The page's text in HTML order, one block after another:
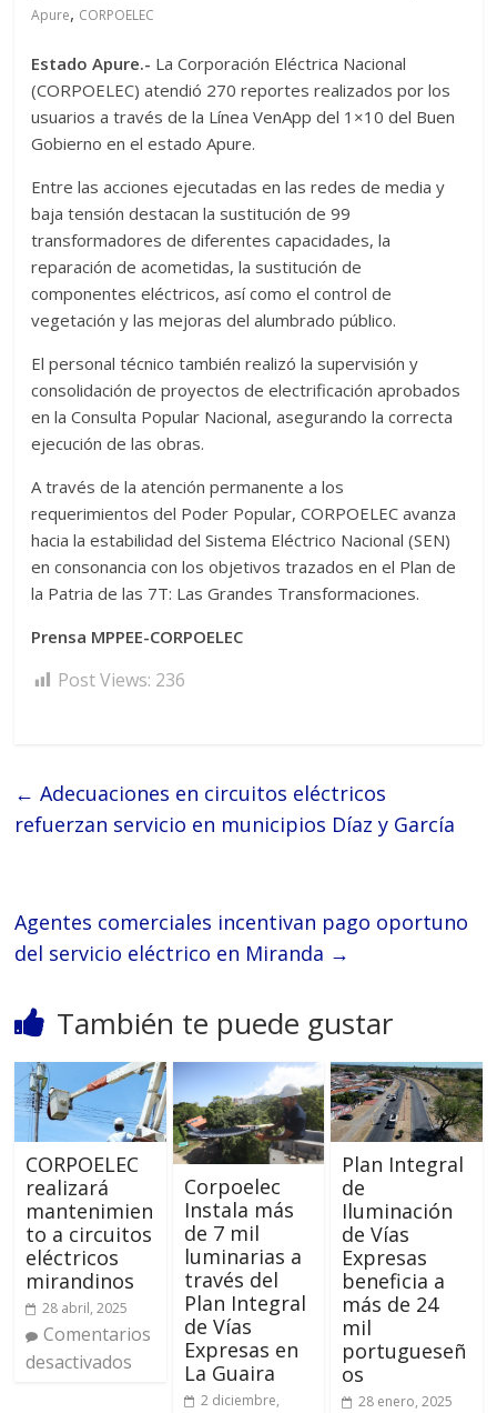
Apure, CORPOELEC
Estado Apure.- La Corporación Eléctrica Nacional
(CORPOELEC) atendió 270 reportes realizados por los
usuarios a través de la Línea VenApp del 1×10 del Buen
Gobierno en el estado Apure.
Entre las acciones ejecutadas en las redes de media y
baja tensión destacan la sustitución de 99
transformadores de diferentes capacidades, la
reparación de acometidas, la sustitución de
componentes eléctricos, así como el control de
vegetación y las mejoras del alumbrado público.
El personal técnico también realizó la supervisión y
consolidación de proyectos de electrificación aprobados
en la Consulta Popular Nacional, asegurando la correcta
ejecución de las obras.
A través de la atención permanente a los
requerimientos del Poder Popular, CORPOELEC avanza
hacia la estabilidad del Sistema Eléctrico Nacional (SEN)
en consonancia con los objetivos trazados en el Plan de
la Patria de las 7T: Las Grandes Transformaciones.
Prensa MPPEE-CORPOELEC
Post Views: 236
← Adecuaciones en circuitos eléctricos
refuerzan servicio en municipios Díaz y García
Agentes comerciales incentivan pago oportuno
del servicio eléctrico en Miranda →
También te puede gustar
CORPOELEC
realizará
mantenimien
to a circuitos
eléctricos
mirandinos
28 abril, 2025
Comentarios
desactivados
Corpoelec
Instala más
de 7 mil
luminarias a
través del
Plan Integral
de Vías
Expresas en
La Guaira
2 diciembre,
Plan Integral
de
Iluminación
de Vías
Expresas
beneficia a
más de 24
mil
portugueseñ
os
28 enero, 2025